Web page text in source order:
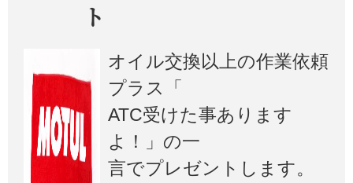
ト
オイル交換以上の作業依頼
プラス「
ATC受けた事あります
よ！」の一
言でプレゼントします。